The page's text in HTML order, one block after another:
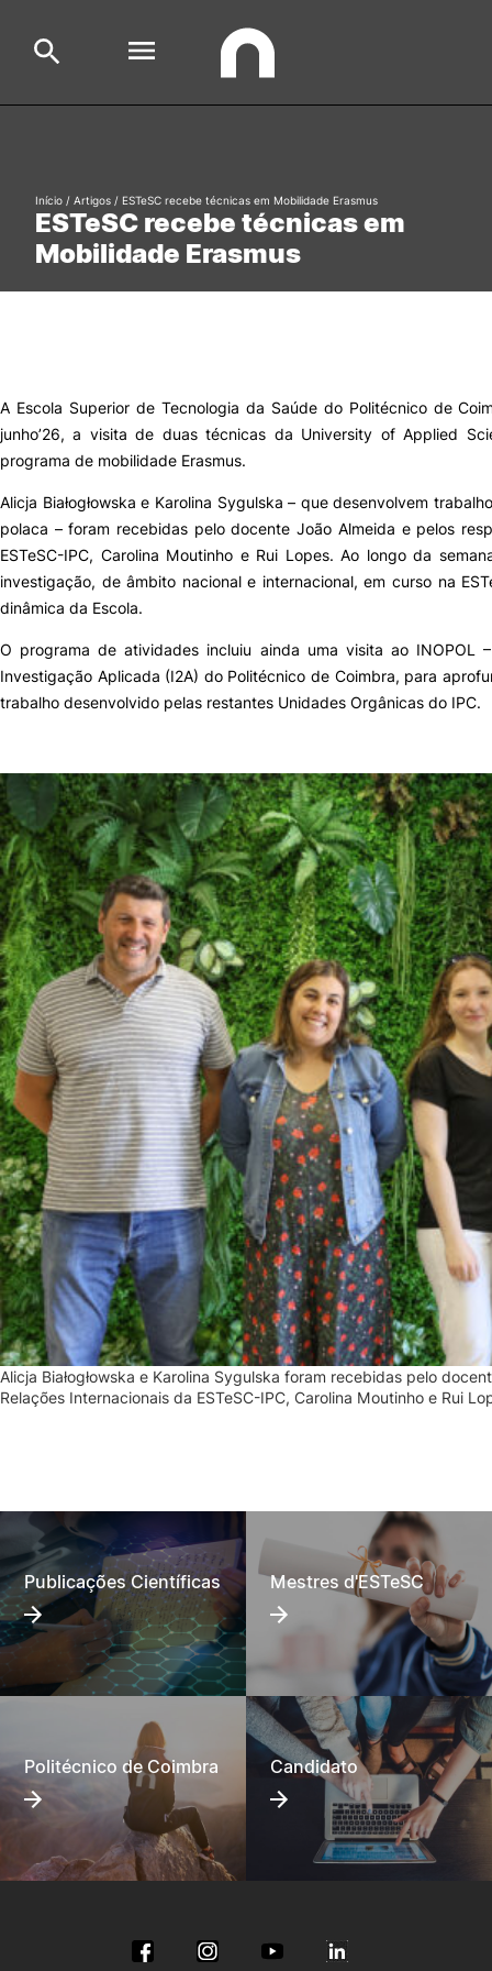
Cursos
Cooperação Internacional
Sugestões, Elogios, Reclamações Política de Privacidade e Cookies
©2026 Instituto Politécnico de Coimbra. Todos os direitos reservados.
Formative Offer
ESTeSC recebe técnicas em
Mobilidade Erasmus
Início / Artigos / ESTeSC recebe técnicas em Mobilidade Erasmus
A Escola Superior de Tecnologia da Saúde do Politécnico de
junho’26, a visita de duas técnicas da University of Applied
programa de mobilidade Erasmus.
Alicja Białogłowska e Karolina Sygulska – que desenvolvem
polaca – foram recebidas pelo docente João Almeida e pelos
ESTeSC-IPC, Carolina Moutinho e Rui Lopes. Ao longo da
investigação, de âmbito nacional e internacional, em curso na
dinâmica da Escola.
O programa de atividades incluiu ainda uma visita ao INOPOL
Investigação Aplicada (I2A) do Politécnico de Coimbra, para
trabalho desenvolvido pelas restantes Unidades Orgânicas do IPC.
Alicja Białogłowska e Karolina Sygulska foram recebidas pelo
Relações Internacionais da ESTeSC-IPC, Carolina Moutinho e Rui
Publicações Científicas Mestres d'ESTeSC
Politécnico de Coimbra Candidato